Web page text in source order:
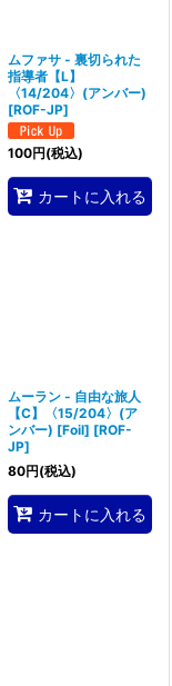
ムファサ - 裏切られた
指導者【L】
〈14/204〉(アンバー)
[ROF-JP]
100円(税込)
カートに入れる
ムーラン - 自由な旅人
【C】〈15/204〉(ア
ンバー) [Foil] [ROF-
JP]
80円(税込)
カートに入れる